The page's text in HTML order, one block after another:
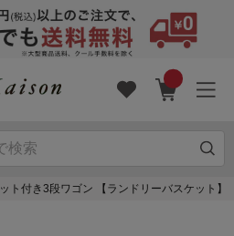
ト付き3段ワゴン 【ランドリーバスケット】